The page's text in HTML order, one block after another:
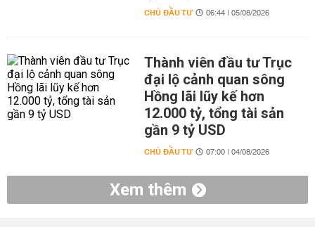
CHỦ ĐẦU TƯ 06:44 | 05/08/2026
Thành viên đầu tư Trục
đại lộ cảnh quan sông
Hồng lãi lũy kế hơn
12.000 tỷ, tổng tài sản
gần 9 tỷ USD
CHỦ ĐẦU TƯ 07:00 | 04/08/2026
Xem thêm